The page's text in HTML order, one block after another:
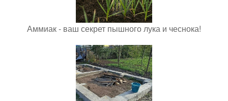
Аммиак - ваш секрет пышного лука и чеснока!